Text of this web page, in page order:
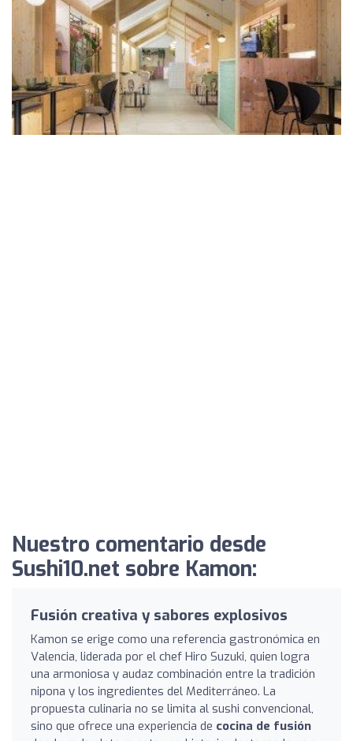
Nuestro comentario desde
Sushi10.net sobre Kamon:
Fusión creativa y sabores explosivos
Kamon se erige como una referencia gastronómica en
Valencia, liderada por el chef Hiro Suzuki, quien logra
una armoniosa y audaz combinación entre la tradición
nipona y los ingredientes del Mediterráneo. La
propuesta culinaria no se limita al sushi convencional,
sino que ofrece una experiencia de cocina de fusión